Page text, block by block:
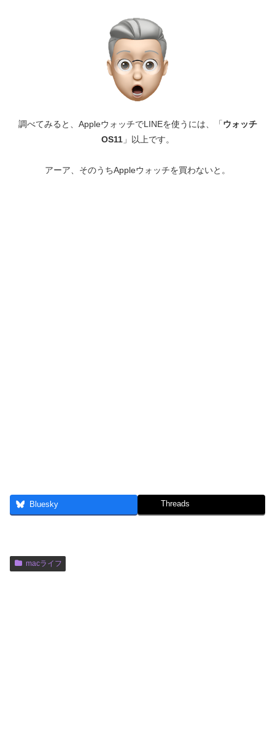
調べてみると、AppleウォッチでLINEを使うには、「ウォッチ
OS11」以上です。
アーア、そのうちAppleウォッチを買わないと。
Bluesky Threads
macライフ